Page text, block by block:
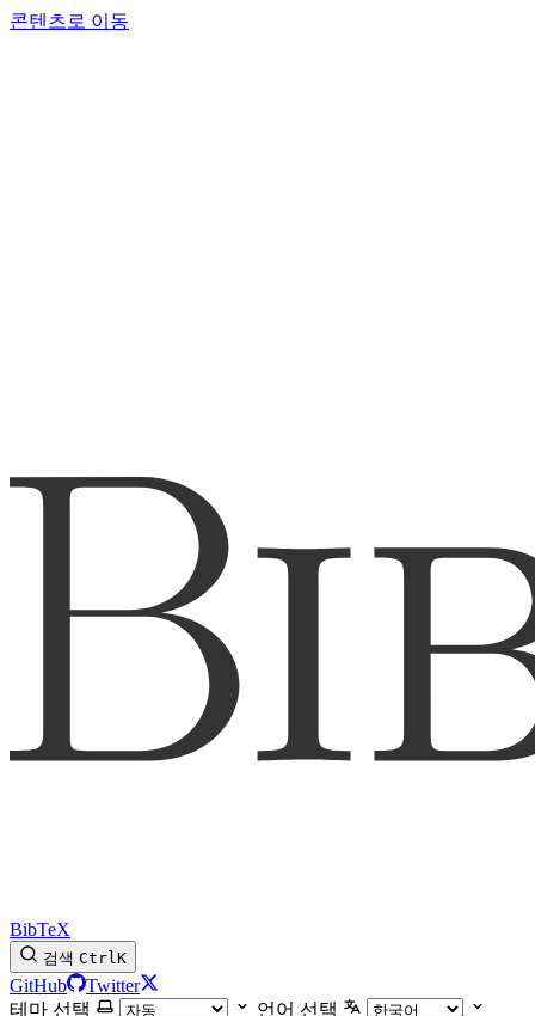
콘텐츠로 이동
BibTeX
검색 CtrlK
GitHub
Twitter
테마 선택
언어 선택